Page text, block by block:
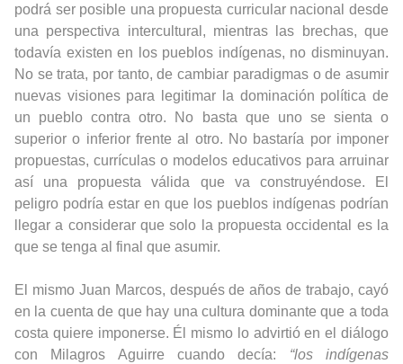
podrá ser posible una propuesta curricular nacional desde
una perspectiva intercultural, mientras las brechas, que
todavía existen en los pueblos indígenas, no disminuyan.
No se trata, por tanto, de cambiar paradigmas o de asumir
nuevas visiones para legitimar la dominación política de
un pueblo contra otro. No basta que uno se sienta o
superior o inferior frente al otro. No bastaría por imponer
propuestas, currículas o modelos educativos para arruinar
así una propuesta válida que va construyéndose. El
peligro podría estar en que los pueblos indígenas podrían
llegar a considerar que solo la propuesta occidental es la
que se tenga al final que asumir.
El mismo Juan Marcos, después de años de trabajo, cayó
en la cuenta de que hay una cultura dominante que a toda
costa quiere imponerse. Él mismo lo advirtió en el diálogo
con Milagros Aguirre cuando decía: “los indígenas